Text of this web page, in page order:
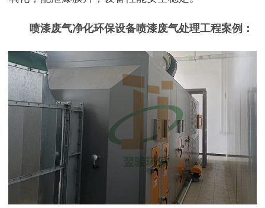
喷漆废气净化环保设备喷漆废气处理工程案例：